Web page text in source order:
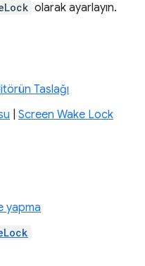
olarak ayarlayın.
Taslağı
Screen Wake Lock
yapma